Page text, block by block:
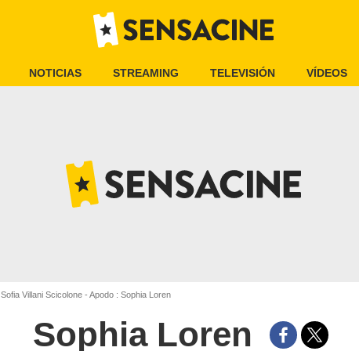
NOTICIAS STREAMING TELEVISIÓN VÍDEOS
Sofia Villani Scicolone - Apodo : Sophia Loren
Sophia Loren